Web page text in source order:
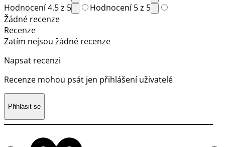
Hodnocení 4.5 z 5
Hodnocení 5 z 5
Žádné recenze
Recenze
Zatím nejsou žádné recenze
Napsat recenzi
Recenze mohou psát jen přihlášení uživatelé
Přihlásit se